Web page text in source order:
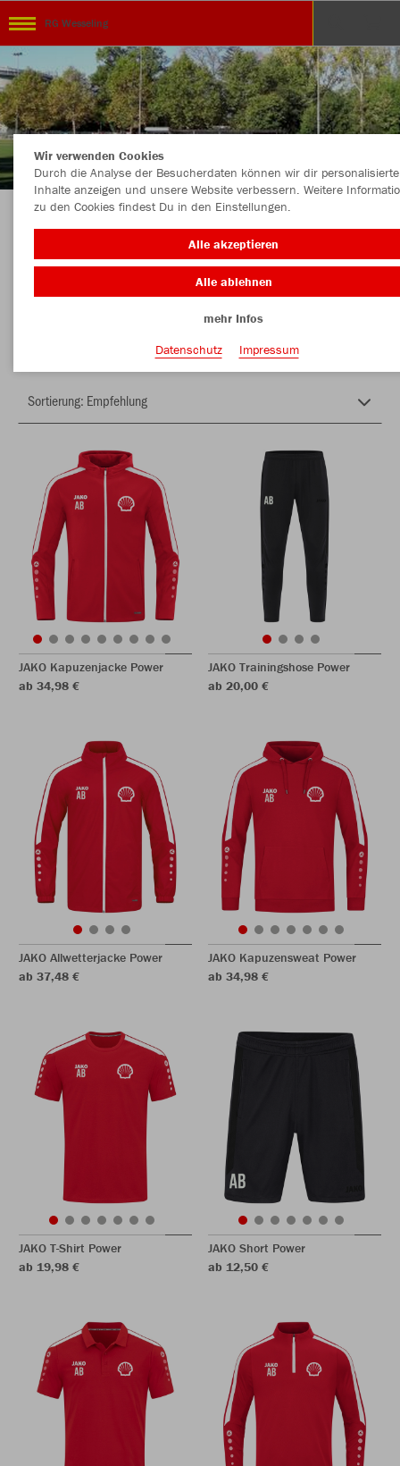
RG Wesseling
Herzlich Willkommen im Teamshop RG
Wesseling
JAKO Kapuzenjacke Power
ab 34,98 €
JAKO Trainingshose Power
ab 20,00 €
JAKO Allwetterjacke Power
ab 37,48 €
JAKO Kapuzensweat Power
ab 34,98 €
JAKO T-Shirt Power
ab 19,98 €
JAKO Short Power
ab 12,50 €
Wir verwenden Cookies
Durch die Analyse der Besucherdaten können wir dir personalisierte
Inhalte anzeigen und unsere Website verbessern. Weitere
zu den Cookies findest Du in den Einstellungen.
Alle akzeptieren
Alle ablehnen
mehr Infos
Datenschutz
Impressum